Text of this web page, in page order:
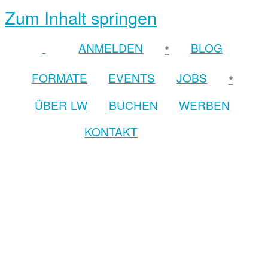
Zum Inhalt springen
ANMELDEN •
BLOG
FORMATE
EVENTS JOBS •
ÜBER LW BUCHEN
WERBEN
KONTAKT